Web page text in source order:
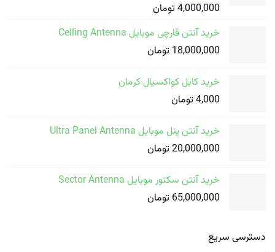
4,000,000 تومان
خرید آنتن قارچی موبایل Celling Antenna
18,000,000 تومان
خرید کابل کواکسیال کرمان
4,000 تومان
خرید آنتن پنل موبایل Ultra Panel Antenna
20,000,000 تومان
خرید آنتن سکتور موبایل Sector Antenna
65,000,000 تومان
دسترسی سریع